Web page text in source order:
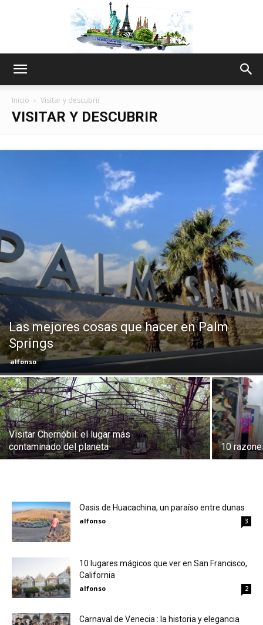
Thru
My
Eyes
Inicio Visitar y descubrir
VISITAR Y DESCUBRIR
Las mejores cosas que hacer en Palm
Springs
alfonso
Visitar Chernóbil: el lugar más
contaminado del planeta
10
Oasis de Huacachina, un paraíso entre dunas
alfonso 3
10 lugares mágicos que ver en San Francisco,
California
alfonso 2
Carnaval de Venecia : la historia y elegancia